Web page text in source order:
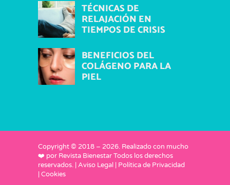
TÉCNICAS DE
RELAJACIÓN EN
TIEMPOS DE CRISIS
BENEFICIOS DEL
COLÁGENO PARA LA
PIEL
Copyright © 2018 – 2026. Realizado con mucho
❤️ por Revista BienestarTodos los derechos
reservados. | Aviso Legal
Política de Privacidad
Cookies